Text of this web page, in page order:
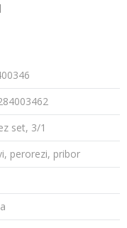
set, 3/1
perorezi, pribor